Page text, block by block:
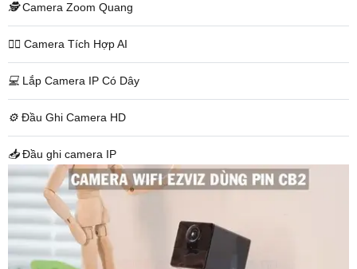
🕵️Camera Zoom Quang
🧛‍♀️ Camera Tích Hợp AI
💻 Lắp Camera IP Có Dây
⚙️ Đầu Ghi Camera HD
📥Đầu ghi camera IP